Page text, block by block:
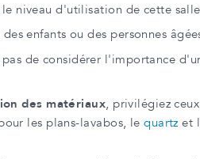
niveau d'utilisation de cette
enfants ou des personnes
de considérer l'importance
des matériaux, privilégiez
les plans-lavabos, lequartz et